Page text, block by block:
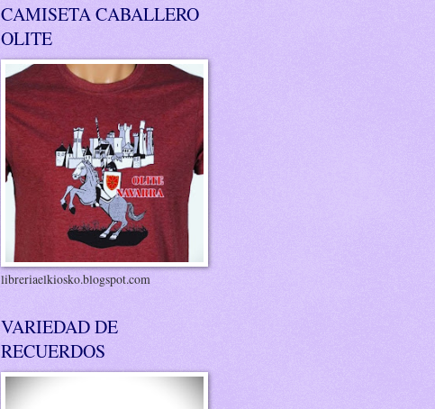
CAMISETA CABALLERO
OLITE
libreriaelkiosko.blogspot.com
VARIEDAD DE
RECUERDOS